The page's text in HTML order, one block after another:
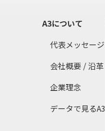
A3について
代表メッセージ
会社概要 / 沿革
企業理念
データで見るA3